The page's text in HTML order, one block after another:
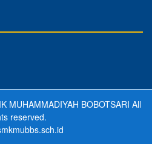
MUHAMMADIYAH BOBOTSARI All
reserved.